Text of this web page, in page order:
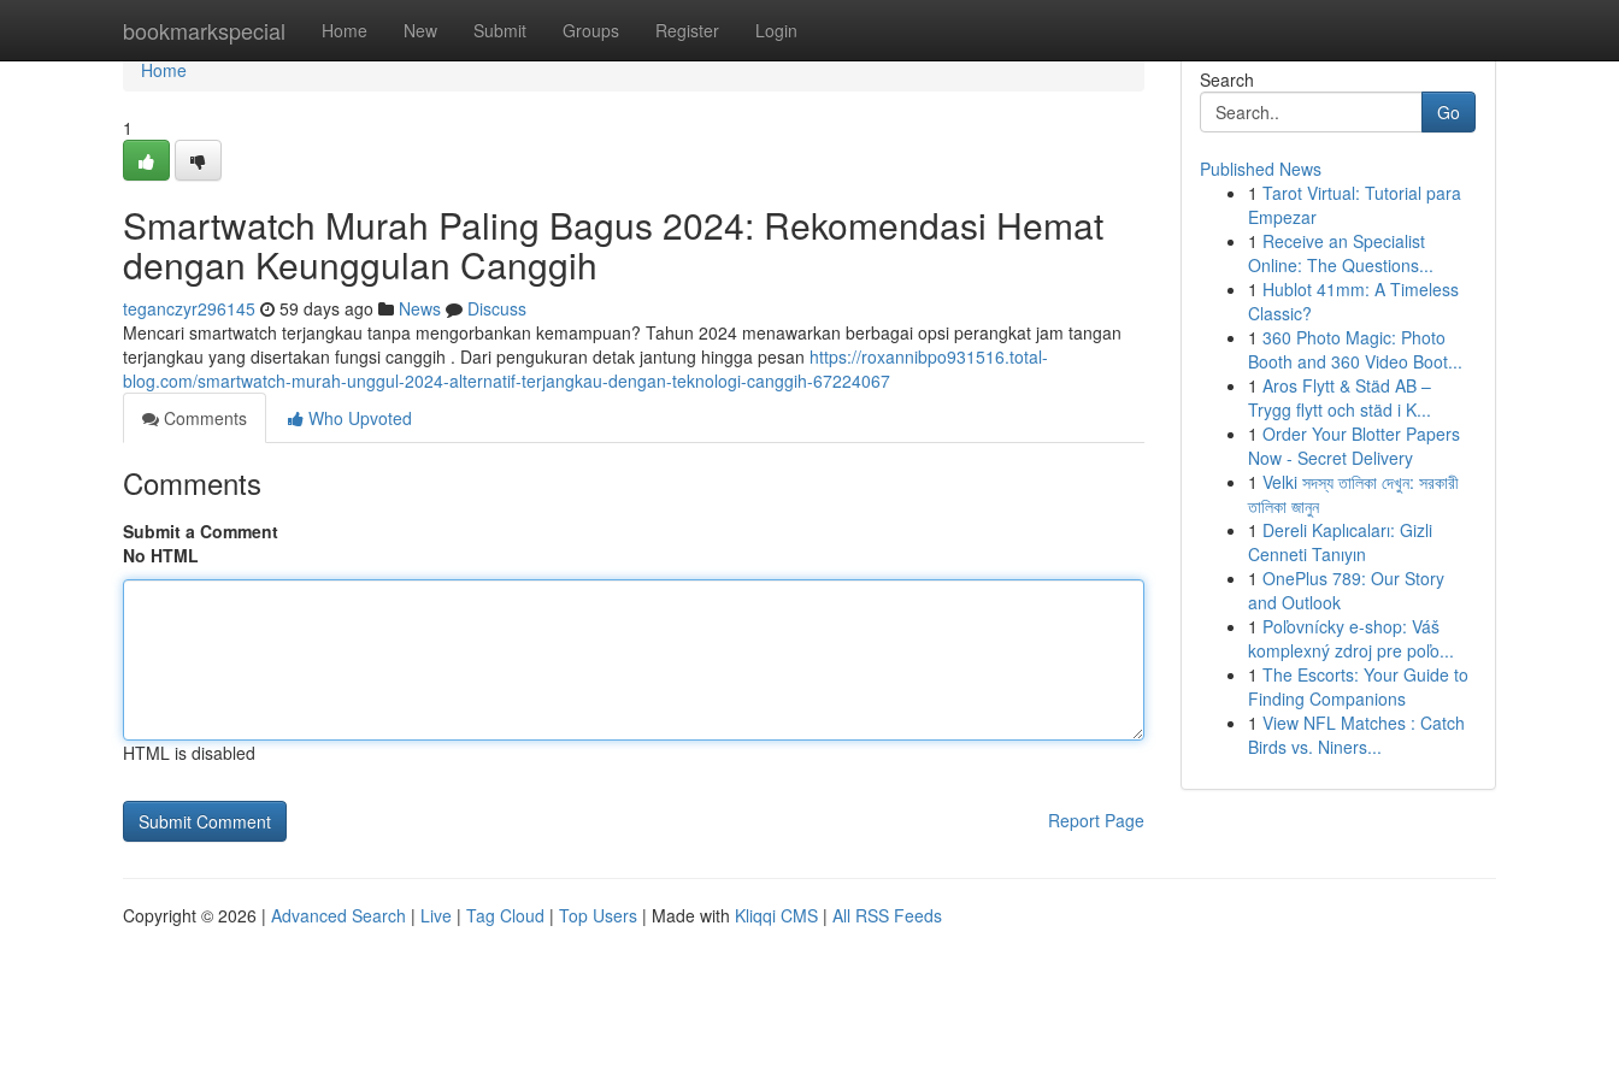
bookmarkspecial Home New Submit Groups Register Login
Home
Home
1
Smartwatch Murah Paling Bagus 2024: Rekomendasi Hemat
dengan Keunggulan Canggih
teganczyr296145 59 days ago News
Discuss
Mencari smartwatch terjangkau tanpa mengorbankan kemampuan? Tahun 2024 menawarkan berbagai opsi perangkat jam tangan
terjangkau yang disertakan fungsi canggih . Dari pengukuran detak jantung hingga pesan https://roxannibpo931516.total-
blog.com/smartwatch-murah-unggul-2024-alternatif-terjangkau-dengan-teknologi-canggih-67224067
Comments
Who Upvoted
Comments
Submit a Comment
No HTML
HTML is disabled
Report Page
Search
Go
Published News
1 Tarot Virtual: Tutorial para
Empezar
1 Receive an Specialist
Online: The Questions...
1 Hublot 41mm: A Timeless
Classic?
1 360 Photo Magic: Photo
Booth and 360 Video Boot...
1 Aros Flytt & Städ AB –
Trygg flytt och städ i K...
1 Order Your Blotter Papers
Now - Secret Delivery
1 Velki সদস্য তালিকা দেখুন: সরকারী
তালিকা জানুন
1 Dereli Kaplıcaları: Gizli
Cenneti Tanıyın
1 OnePlus 789: Our Story
and Outlook
1 Poľovnícky e-shop: Váš
komplexný zdroj pre poľo...
1 The Escorts: Your Guide to
Finding Companions
1 View NFL Matches : Catch
Birds vs. Niners...
Copyright © 2026 | Advanced Search | Live | Tag Cloud | Top Users | Made with Kliqqi CMS | All RSS Feeds